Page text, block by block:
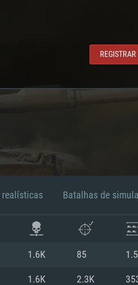
Batalhas de
1.6K 85
1.6K 2.3K